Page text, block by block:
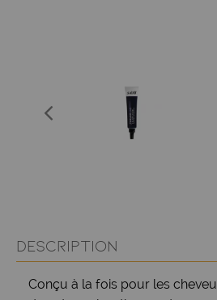
DESCRIPTION
Conçu à la fois pour les